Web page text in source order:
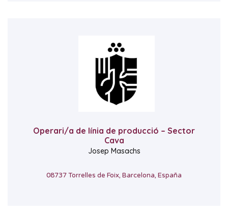
Operari/a de línia de producció – Sector
Cava
Josep Masachs
08737 Torrelles de Foix, Barcelona, España